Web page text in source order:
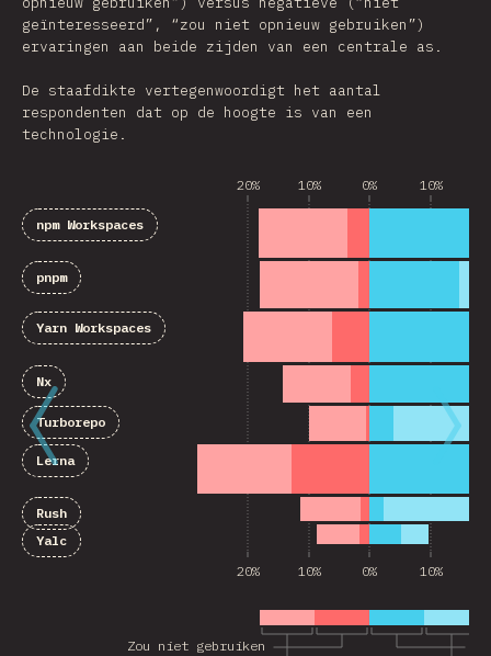
geïnteresseerd”, “zou niet opnieuw gebruiken”)
ervaringen aan beide zijden van een centrale as.
De staafdikte vertegenwoordigt het aantal
respondenten dat op de hoogte is van een
technologie.
Zou niet gebruiken
20% 10% 0% 10%
20% 10% 0% 10%
npm Workspaces
pnpm
Yarn Workspaces
Nx
Turborepo
Lerna
Rush
Yalc